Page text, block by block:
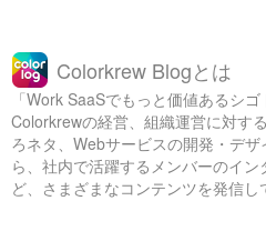
Colorkrew Blogとは
「Work SaaSでもっと価値あるシゴ
Colorkrewの経営、組織運営に対す
ろネタ、Webサービスの開発・デ
ら、社内で活躍するメンバーのイ
ど、さまざまなコンテンツを発信し